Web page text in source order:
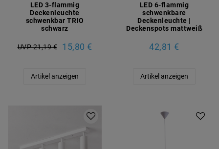
LED 3-flammig
Deckenleuchte
schwenkbar TRIO
schwarz
UVP 21,19 € 15,80 €
Artikel anzeigen
LED 6-flammig
schwenkbare
Deckenleuchte |
Deckenspots mattweiß
42,81 €
Artikel anzeigen